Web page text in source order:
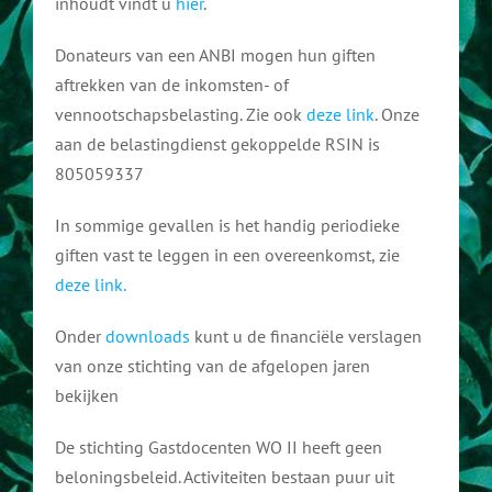
Documentatie
Geschiedenis
Links & Media
Gastdocenten Archief
Over ons
Bestuur
ANBI
Contact
Donateurs van een ANBI mogen hun giften
aftrekken van de inkomsten- of
vennootschapsbelasting. Zie ook deze link. Onze
aan de belastingdienst gekoppelde RSIN is
805059337
In sommige gevallen is het handig periodieke
giften vast te leggen in een overeenkomst, zie
deze link.
Onder downloads kunt u de financiële verslagen
van onze stichting van de afgelopen jaren
bekijken
De stichting Gastdocenten WO II heeft geen
beloningsbeleid. Activiteiten bestaan puur uit